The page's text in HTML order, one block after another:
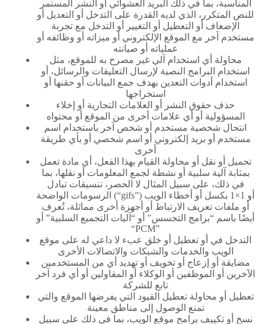
المناسبة، بما في ذلك البريد العشوائي أو النشر المستمر
للنص المتكرر، الذي لديه القدرة على التدخل أو التعديل أو
الإضعاف أو التعطيل أو التغيير أو التدخل مع تجربة
مستخدم آخر مع الموقع الإلكتروني أو ميزاته أو وظائفه أو
عملياته أو صيانته
محاولة أي استخدام آلي غير مصرح به للموقع، مثل
استخدام البرامج النصية لإرسال التعليقات والرسائل، أو
استخدام أدوات التعدين بهدف جمع البيانات أو حقنها أو
استخراجها
حذف حقوق النشر أو العلامات التجارية أو إخلاء
المسؤولية أو أي علامات أخرى من الموقع أو محتواه
انتحال شخصية مستخدم أو شخص آخر باستخدام اسم
مستخدم أو بريد إلكتروني أو اسم شخصي أو بأي طريقة
أخرى
تحميل أو نقل أو محاولة القيام بهذا الفعل، أي مادة تعمل
بمثابة آلية سلبية أو نشطة لجمع المعلومات أو نقلها، بما
في ذلك، على سبيل المثال لا الحصر، تنسيقات تبادل
الرسومات الواضحة (“gifs”) أو 1×1 بكسل أو أخطاء الويب
أو ملفات تعريف الارتباط أو أجهزة أخرى مماثلة، تُعرف
أيضًا باسم “برامج التجسس” أو “آليات التجميع السلبية” أو
“PCM”
التدخل في أو تعطيل أو خلق عبء لا داعي له على موقع
الويب والخدمات والشبكات والاتصالات الأخرى
مضايقة أو إزعاج أو تخويف أو تهديد أي من المستخدمين
الآخرين أو الموظفين أو الوكلاء أو المقاولين أو أي فرد آخر
تابع للشركة
تعطيل أو محاولة تعطيل القيود التي يفرضها الموقع والتي
تمنع الوصول إلى مناطق معينة
نسخ أو تكييف برامج موقع الويب، بما في ذلك على سبيل